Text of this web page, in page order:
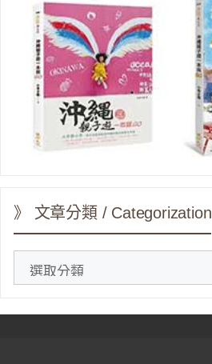
》 文章分類 / Categorization
分